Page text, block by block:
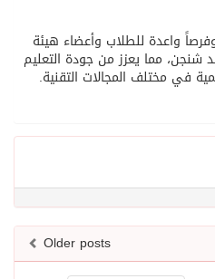
واعدة للطلاب وأعضاء هيئة
مما يعزز من جودة التعليم
في مختلف المجالات التقنية.
Older posts